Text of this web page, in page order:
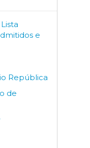
e
República
de